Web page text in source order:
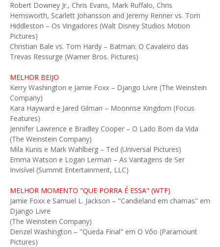
Robert Downey Jr., Chris Evans, Mark Ruffalo, Chris
Hemsworth, Scarlett Johansson and Jeremy Renner vs. Tom
Hiddleston – Os Vingadores (Walt Disney Studios Motion
Pictures)
Christian Bale vs. Tom Hardy – Batman: O Cavaleiro das
Trevas Ressurge (Warner Bros. Pictures)
MELHOR BEIJO
Kerry Washington e Jamie Foxx – Django Livre (The Weinstein
Company)
Kara Hayward e Jared Gilman – Moonrise Kingdom (Focus
Features)
Jennifer Lawrence e Bradley Cooper – O Lado Bom da Vida
(The Weinstein Company)
Mila Kunis e Mark Wahlberg – Ted (Universal Pictures)
Emma Watson e Logan Lerman – As Vantagens de Ser
Invisível (Summit Entertainment, LLC)
MELHOR MOMENTO "QUE PORRA É ESSA" (WTF)
Jamie Foxx e Samuel L. Jackson – "Candieland em chamas" em
Django Livre
(The Weinstein Company)
Denzel Washington – "Queda Final" em O Vôo (Paramount
Pictures)